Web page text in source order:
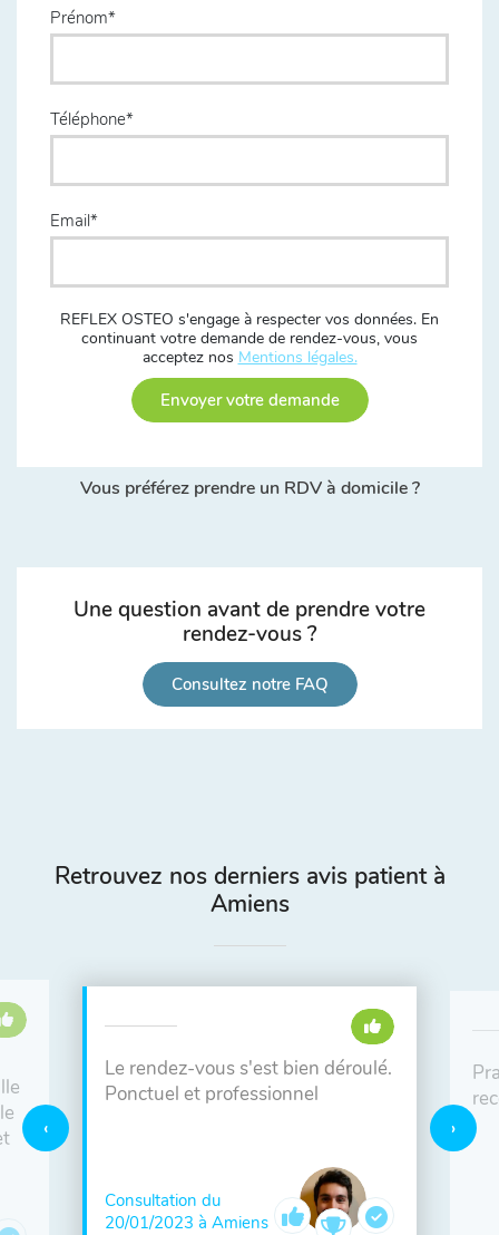
Prénom
Téléphone
Email
REFLEX OSTEO s'engage à respecter vos données. En
continuant votre demande de rendez-vous, vous
acceptez nos Mentions légales.
Envoyer votre demande
Vous préférez prendre un RDV à domicile ?
Une question avant de prendre votre
rendez-vous ?
Consultez notre FAQ
Retrouvez nos derniers avis patient à
Amiens
Le rendez-vous s'est bien déroulé.
Ponctuel et professionnel
Consultation du
20/01/2023 à Amiens